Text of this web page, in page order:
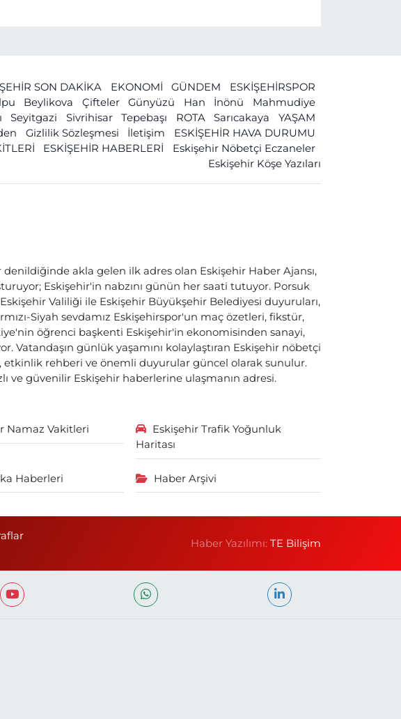
SON DAKİKA EKONOMİ GÜNDEM
ESKİŞEHİRSPOR
Beylikova Çifteler Günyüzü Han İnönü
Mahmudiye
Seyitgazi Sivrihisar Tepebaşı ROTA Sarıcakaya
YAŞAM
Gizlilik Sözleşmesi İletişim
ESKİŞEHİR HAVA DURUMU
ESKİŞEHİR HABERLERİ
Eskişehir Nöbetçi Eczaneler
Eskişehir Köşe Yazıları
akla gelen ilk adres olan Eskişehir Haber Ajansı,
Eskişehir'in nabzını günün her saati tutuyor. Porsuk
Valiliği ile Eskişehir Büyükşehir Belediyesi duyuruları,
Siyah sevdamız Eskişehirspor'un maç özetleri, fikstür,
öğrenci başkenti Eskişehir'in ekonomisinden sanayi,
günlük yaşamını kolaylaştıran Eskişehir nöbetçi
etkinlik rehberi ve önemli duyurular güncel olarak sunulur.
ve güvenilir Eskişehir haberlerine ulaşmanın adresi.
Namaz Vakitleri
Eskişehir Trafik Yoğunluk
Haritası
Haberleri Haber Arşivi
Haber Yazılımı:TE Bilişim